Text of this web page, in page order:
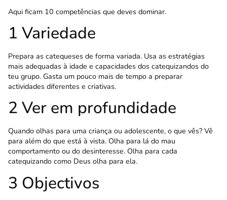
Aqui ficam 10 competências que deves dominar.
1 Variedade
Prepara as catequeses de forma variada. Usa as estratégias
mais adequadas à idade e capacidades dos catequizandos do
teu grupo. Gasta um pouco mais de tempo a preparar
actividades diferentes e criativas.
2 Ver em profundidade
Quando olhas para uma criança ou adolescente, o que vês? Vê
para além do que está à vista. Olha para lá do mau
comportamento ou do desinteresse. Olha para cada
catequizando como Deus olha para ela.
3 Objectivos